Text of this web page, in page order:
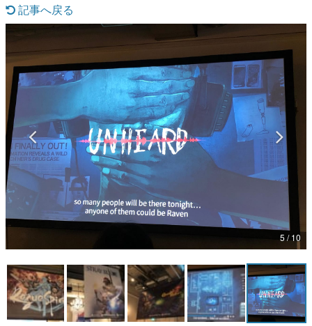
なんでゲームは面白い？
ゲーム開発者・hamatsu氏がゲームの魅力を画面や操作の
具体的な形から解き明かしていく、硬派で骨太な評論連載
です。
ゲームが変えた日本語
「経験値」「裏技」「ラスボス」… ゲームにまつわる言葉
の起源や用法の変遷を、コンピューター文化史研究家・タ
イニーP氏が徹底調査。
カテゴリ
特集記事
マンガ
アプリレビュー
その他
記事へ戻る
5 / 10